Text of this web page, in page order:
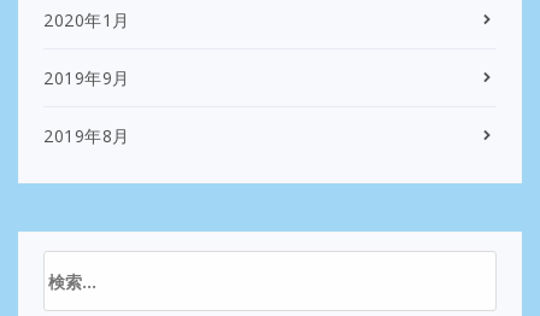
2020年1月
2019年9月
2019年8月
索: